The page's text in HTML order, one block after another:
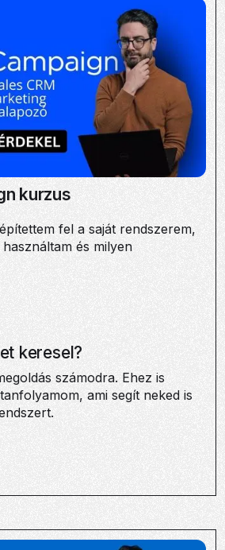
kurzus
fel a saját rendszerem,
és milyen
keresel?
számodra. Ehez is
ami segít neked is